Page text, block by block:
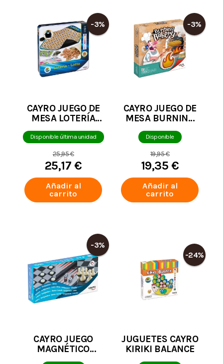
-3%
CAYRO JUEGO DE
MESA LOTERÍA
Disponible última unidad
25,95 €
25,17 €
Añadir al
carrito
-3%
CAYRO JUEGO DE
MESA BURNING
Disponible
19,95 €
19,35 €
Añadir al
carrito
-3%
CAYRO JUEGO
MAGNÉTICO
-24%
JUGUETES CAYRO
KIRIKI BALANCE